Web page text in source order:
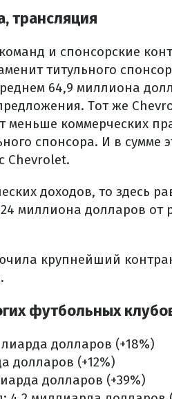
трансляция
и спонсорские
титульного
64,9 миллиона
Тот же
меньше коммерческих
спонсора. И в сумме
Chevrolet.
доходов, то здесь
миллиона долларов от
крупнейший
футбольных
долларов (+18%)
долларов (+12%)
долларов (+39%)